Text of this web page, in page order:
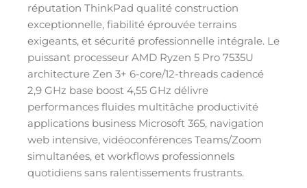
réputation ThinkPad qualité construction
exceptionnelle, fiabilité éprouvée terrains
exigeants, et sécurité professionnelle intégrale. Le
puissant processeur AMD Ryzen 5 Pro 7535U
architecture Zen 3+ 6-core/12-threads cadencé
2,9 GHz base boost 4,55 GHz délivre
performances fluides multitâche productivité
applications business Microsoft 365, navigation
web intensive, vidéoconférences Teams/Zoom
simultanées, et workflows professionnels
quotidiens sans ralentissements frustrants.